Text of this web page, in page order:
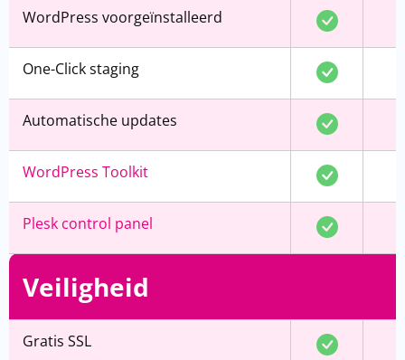
WordPress voorgeïnstalleerd
One-Click staging
Automatische updates
WordPress Toolkit
Plesk control panel
Veiligheid
Gratis SSL